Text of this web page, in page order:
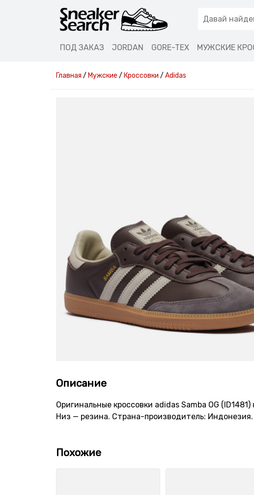
ПОД ЗАКАЗ JORDAN GORE-TEX МУЖСКИЕ
Главная / Мужские / Кроссовки / Adidas
Описание
Оригинальные кроссовки adidas Samba OG
Низ — резина. Страна-производитель: Индонезия.
Похожие